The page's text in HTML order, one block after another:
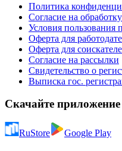
Политика
Согласие на
Условия пользования
Оферта для
Оферта для
Согласие на рассылки
Свидетельство о
Выписка гос.
Скачайте приложение
RuStore Google Play